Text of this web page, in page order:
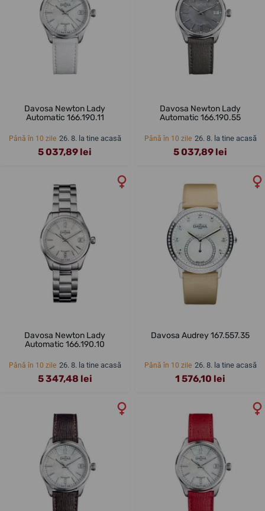
Davosa Newton Lady
Automatic 166.190.11
Până în 10 zile 26. 8. la tine acasă
5 037,89 lei
Davosa Newton Lady
Automatic 166.190.55
Până în 10 zile 26. 8. la tine acasă
5 037,89 lei
Davosa Newton Lady
Automatic 166.190.10
Până în 10 zile 26. 8. la tine acasă
5 347,48 lei
Davosa Audrey 167.557.35
Până în 10 zile 26. 8. la tine acasă
1 576,10 lei